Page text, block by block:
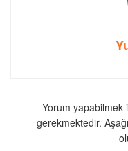
Yorum yapabilmek
gerekmektedir.